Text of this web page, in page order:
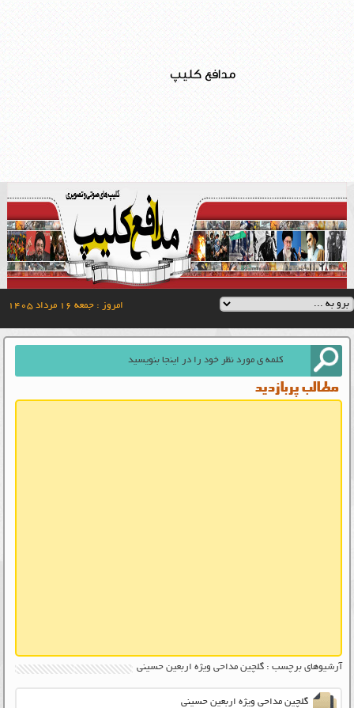
مدافع کلیپ
امروز : جمعه ۱۶ مرداد ۱۴۰۵
مطالب پربازدید
آرشیوهای برچسب : گلچین مداحی ویژه اربعین حسینی
گلچین مداحی ویژه اربعین حسینی